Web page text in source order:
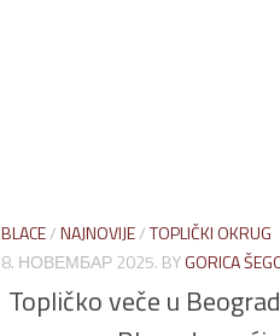
BLACE/NAJNOVIJE/TOPLIČKI OKRUG
8. НОВЕМБАР 2025. BYGORICA
Topličko veče u